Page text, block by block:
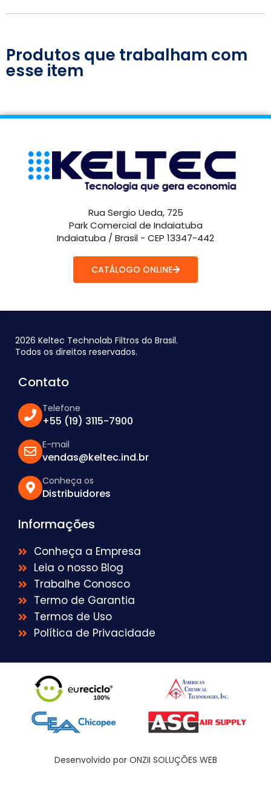
Produtos que trabalham com
esse item
Rua Sergio Ueda, 725
Park Comercial de Indaiatuba
Indaiatuba / Brasil - CEP 13347-442
CATÁLOGO ONLINE
2026 Keltec Technolab Filtros do Brasil.
Todos os direitos reservados.
Contato
Telefone
+55 (19) 3115-7900
E-mail
vendas@keltec.ind.br
Conheça os
Distribuidores
Informações
Conheça a Empresa
Leia o nosso Blog
Trabalhe Conosco
Termo de Garantia
Termos de Uso
Política de Privacidade
Desenvolvido por ONZII SOLUÇÕES WEB